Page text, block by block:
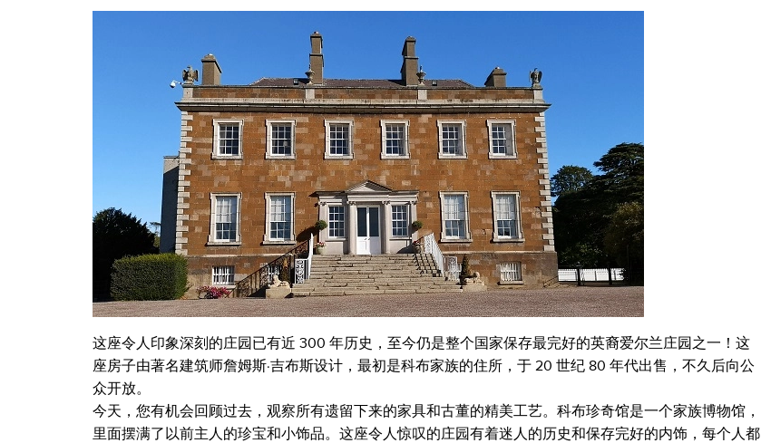
这座令人印象深刻的庄园已有近 300 年历史，至今仍是整个国家保存最完好的英裔爱尔兰庄园之一！这
座房子由著名建筑师詹姆斯·吉布斯设计，最初是科布家族的住所，于 20 世纪 80 年代出售，不久后向公
众开放。
今天，您有机会回顾过去，观察所有遗留下来的家具和古董的精美工艺。科布珍奇馆是一个家族博物馆，
里面摆满了以前主人的珍宝和小饰品。这座令人惊叹的庄园有着迷人的历史和保存完好的内饰，每个人都